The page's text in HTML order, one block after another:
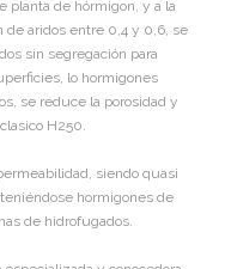
planta de hórmigon, y a la
aridos entre 0,4 y 0,6, se
sin segregación para
lo hormigones
se reduce la porosidad y
H250.
siendo quasi
hormigones de
de hidrofugados.